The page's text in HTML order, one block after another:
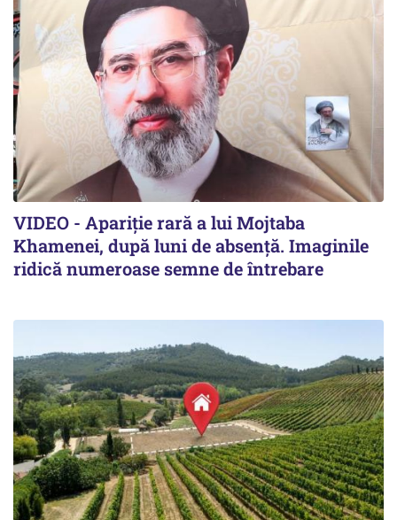
VIDEO - Apariție rară a lui Mojtaba
Khamenei, după luni de absență. Imaginile
ridică numeroase semne de întrebare